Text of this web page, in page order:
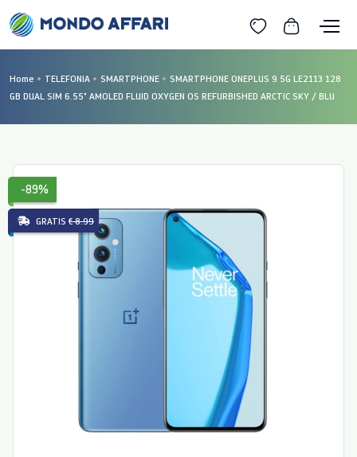
Home TELEFONIA SMARTPHONE
SMARTPHONE ONEPLUS 9 5G LE2113 128
GB DUAL SIM 6.55" AMOLED FLUID OXYGEN OS REFURBISHED ARCTIC SKY / BLU
-89%
GRATIS € 8.99